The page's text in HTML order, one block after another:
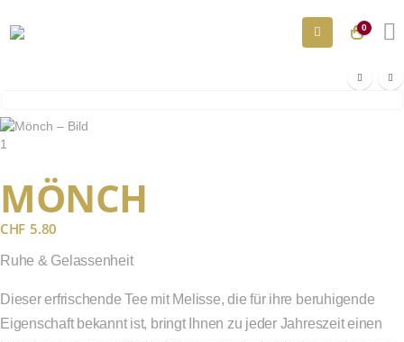
0
MÖNCH
CHF 5.80
Ruhe & Gelassenheit
Dieser erfrischende Tee mit Melisse, die für ihre beruhigende
Eigenschaft bekannt ist, bringt Ihnen zu jeder Jahreszeit einen